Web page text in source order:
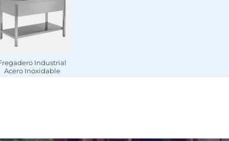
Industrial
Acero Inoxidable